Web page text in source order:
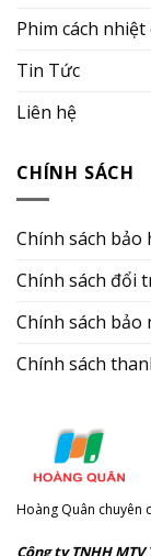
Phim cách
Tin Tức
Liên hệ
CHÍNH SÁCH
Chính sách bảo
Chính sách đổi
Chính sách bảo
Chính sách
Hoàng Quân chuyên
Công ty TNHH MTV